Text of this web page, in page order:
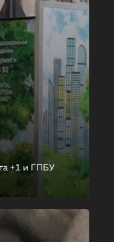
+1 и ГПБУ